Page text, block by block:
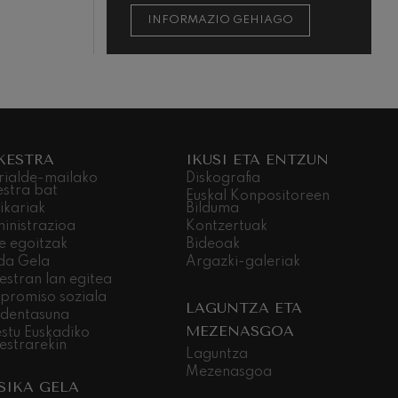
INFORMAZIO GEHIAGO
mailako
bat
egoitzak
Gela
lan egitea
soziala
Euskadiko
GELA
IKUSI ETA ENTZUN
Diskografia
Euskal Konpositoreen
Bilduma
Kontzertuak
Bideoak
Argazki-galeriak
LAGUNTZA ETA
MEZENASGOA
Laguntza
Mezenasgoa